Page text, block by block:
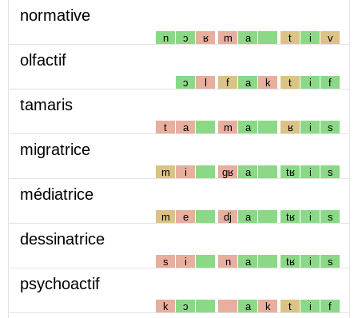
normative
n ɔ ʁ m a t i v
olfactif
ɔ l f a k t i f
tamaris
t a m a ʁ i s
migratrice
m i gʁ a tʁ i s
médiatrice
m e dj a tʁ i s
dessinatrice
s i n a tʁ i s
psychoactif
k ɔ a k t i f